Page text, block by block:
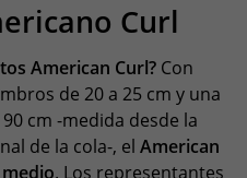
Curl
American Curl? Con
de 20 a 25 cm y una
cm -medida desde la
de la cola-, el American
. Los representantes